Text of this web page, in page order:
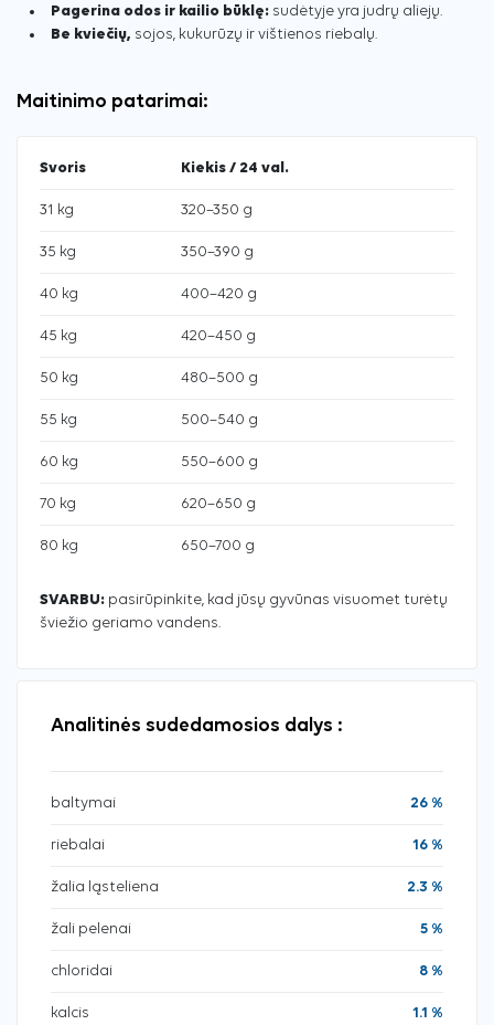
Pagerina odos ir kailio būklę: sudėtyje yra judrų aliejų.
Be kviečių, sojos, kukurūzų ir vištienos riebalų.
Maitinimo patarimai:
Svoris Kiekis / 24 val.
31 kg 320–350 g
35 kg 350–390 g
40 kg 400–420 g
45 kg 420–450 g
50 kg 480–500 g
55 kg 500–540 g
60 kg 550–600 g
70 kg 620–650 g
80 kg 650–700 g
SVARBU: pasirūpinkite, kad jūsų gyvūnas visuomet turėtų
šviežio geriamo vandens.
Analitinės sudedamosios dalys :
baltymai 26 %
riebalai 16 %
žalia ląsteliena 2.3 %
žali pelenai 5 %
chloridai 8 %
kalcis 1.1 %